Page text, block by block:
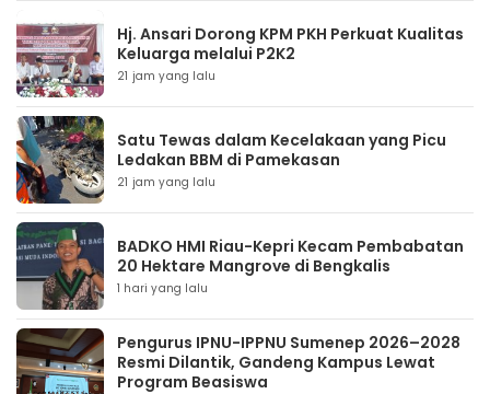
Hj. Ansari Dorong KPM PKH Perkuat Kualitas
Keluarga melalui P2K2
21 jam yang lalu
Satu Tewas dalam Kecelakaan yang Picu
Ledakan BBM di Pamekasan
21 jam yang lalu
BADKO HMI Riau-Kepri Kecam Pembabatan
20 Hektare Mangrove di Bengkalis
1 hari yang lalu
Pengurus IPNU-IPPNU Sumenep 2026–2028
Resmi Dilantik, Gandeng Kampus Lewat
Program Beasiswa